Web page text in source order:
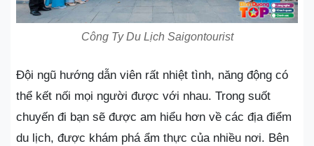
Công Ty Du Lịch Saigontourist
Đội ngũ hướng dẫn viên rất nhiệt tình, năng động có
thể kết nối mọi người được với nhau. Trong suốt
chuyến đi bạn sẽ được am hiểu hơn về các địa điểm
du lịch, được khám phá ẩm thực của nhiều nơi. Bên